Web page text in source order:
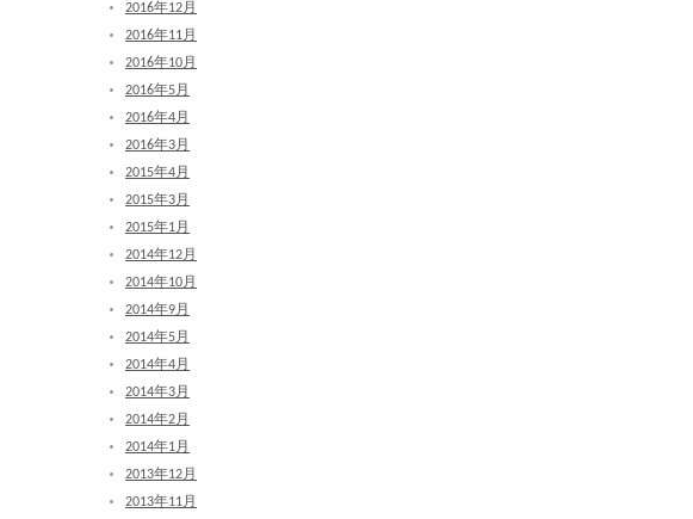
2016年12月
2016年11月
2016年10月
2016年5月
2016年4月
2016年3月
2015年4月
2015年3月
2015年1月
2014年12月
2014年10月
2014年9月
2014年5月
2014年4月
2014年3月
2014年2月
2014年1月
2013年12月
2013年11月